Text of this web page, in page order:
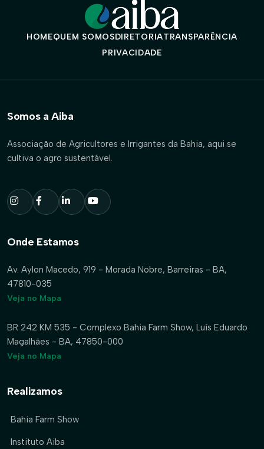
HOMEQUEM SOMOSDIRETORIATRANSPARÊNCIA
PRIVACIDADE
Somos a Aiba
Associação de Agricultores e Irrigantes da Bahia, aqui se
cultiva o agro sustentável.
Onde Estamos
Av. Aylon Macedo, 919 - Morada Nobre, Barreiras - BA,
47810-035
Veja no Mapa
BR 242 KM 535 - Complexo Bahia Farm Show, Luís Eduardo
Magalhães - BA, 47850-000
Veja no Mapa
Realizamos
Bahia Farm Show
Instituto Aiba